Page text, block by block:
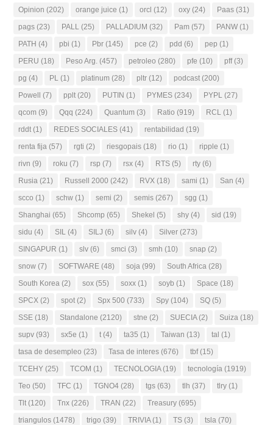
Opinion (202) orange juice (1) orcl (12) oxy (24) Paas (31)
pags (23) PALL (25) PALLADIUM (32) Pam (57) PANW (1)
PATH (4) pbi (1) Pbr (145) pce (2) pdd (6) pep (1)
PERU (18) Peso Arg. (457) petroleo (280) pfe (10) pff(3)
pg (4) PL (1) platinum (28) pltr (12) podcast (200)
Powell (7) pplt (20) PUTIN (1) PYMES (234) PYPL (27)
qcom (9) Qqq (224) Quantum (3) Ratio (919) RCL (1)
rddt (1) REDES SOCIALES (41) rentabilidad (19)
renta fija (57) rgti (2) riesgopais (18) rio (1) ripple (1)
rivn (9) roku (7) rsp (7) rsx (4) RTS (5) rty (6)
Rusia (21) Russell 2000 (242) RVX (18) sami (1) San (4)
scco (1) schw (1) semi (2) semis (267) sgg (1)
Shanghai (65) Shcomp (65) Shekel (5) shy (4) sid (19)
sidu (4) SIL (4) SILJ (6) silv (4) Silver (273)
SINGAPUR (1) slv (6) smci (3) smh (10) snap (2)
snow (7) SOFTWARE (48) soja (99) South Africa (28)
South Korea (2) sox (55) soxx (1) soyb (1) Space (18)
SPCX (2) spot (2) Spx 500 (733) Spy (104) SQ (5)
SSE (18) Standalone (2120) stne (2) SUECIA(2) Suiza (18)
supv (93) sx5e (1) t (4) ta35 (1) Taiwan (13) tal (1)
tasa de desempleo (23) Tasa de interes (676) tbf(15)
TCEHY (25) TCOM (1) TECNOLOGIA(19) tecnología (1919)
Teo (50) TFC (1) TGNO4 (28) tgs (63) tlh (37) tlry (1)
Tlt (120) Tnx (226) TRAN (22) Treasury (695)
triangulos (1478) trigo (39) TRIVIA(1) TS (3) tsla (70)